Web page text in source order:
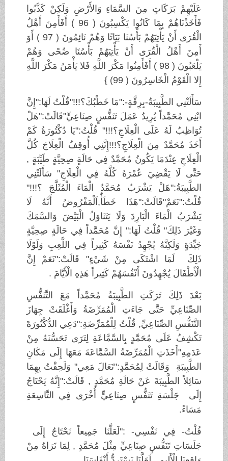
عَلَيْهِمْ بَرَكَاتٍ مِنَ السَّمَاءِ وَالأَرْضِ وَلَكِنْ كَذَّبُوا
فَأَخَذْنَاهُمْ بِمَا كَانُوا يَكْسِبُونَ( 96 ) أَفَأَمِنَ أَهْلُ
الْقُرَى أَنْ يَأْتِيَهُمْ بَأْسُنَا بَيَاتًا وَهُمْ نَائِمُونَ( 97 )أَوَ
أَمِنَ أَهْلُ الْقُرَى أَنْ يَأْتِيَهُمْ بَأْسُنَا ضُحًى وَهُمْ
يَلْعَبُونَ( 98 )أَفَأَمِنُوا مَكْرَ اللَّهِ فَلا يَأْمَنُ مَكْرَ اللَّهِ
إِلا الْقَوْمُ الْخَاسِرُونَ (99 )
}
سَأَلَتْنِي الطَّبِيبَةُ-بِرِقَّةٍ-:"مَا خَطْبُكَ؟!!!"قُلْتُ لَهَا:"إِنَّ
ابْنِي مُحَمَّداً يُرِيدُ عَمَلَ تَنَفُّسٍ صِنَاعِيٍّ"قَالَتْ:"هَلْ
تُوَاظِبُ لَهُ عَلَى الْعِلَاجِ؟!!!" قُلْتُ:"يَا دُكْتُورَةُ كَمْ
أَخَذَ مُحَمَّدٌ مِنَ الْعِلَاجِ؟!!!إِنَّنِي أُوقِفُ الْعِلَاجَ كُلَّ
الْعِلَاجِ عِنْدَمَا يَكُونُ مُحَمَّدٌ فِي حَالَةٍ صِحِيَّةٍ طَيِّبَةٍ ,
حَتَّى لَا يَقْضِيَ عُمْرَهُ كُلَّهُ فِي الْعِلَاجِ" سَأَلَتْنِي
الطَّبِيبَةُ:"هَلْ يَشْرَبُ مُحَمَّدٌ الْمَاءَ الْمُثَلَّجَ ؟!!!"
قُلْتُ:"نَعَمْ"قَالَتْ:"هَذَا خَطَأٌ,اَلْمَفْرُوضُ أَنَّهُ لَا
يَشْرَبُ الْمَاءَ الْبَارِدَ وَلَا يَتَنَاوَلُ الْبَيْضَ وَالسَّمَكَ
وَغَيْرَ ذَلِكَ" قُلْتُ لَهَا:" إِنَّ مُحَمَّداً فِي حَالَةٍ صِحِيَّةٍ
جَيِّدَةٍ وَلَكِنَّهُ يُجْهِدُ نَفْسَهُ كَثِيراً فِي اللَّعِبِ وَلَوْلَا
ذَلِكَ لَمَا اشْتَكَى مِنْ شَيْءٍ" قَالَتْ:"نَعَمْ إِنَّ
الْأَطْفَالَ يُجْهِدُونَ أَنْفُسَهُمْ كَثِيراً هَذِهِ الْأَيَّامَ .
بَعْدَ ذَلِكَ تَرَكَتِ الطَّبِيبَةُ مُحَمَّداً مَعَ التَّنَفُّسِ
الصِّنَاعِيِّ حَتَّى جَاءَتِ الْمُمَرِّضَةُ وَأَغْلَقَتْ جِهَازَ
التَّنَفُّسِ الصِّنَاعِيِّ, قُلْتُ لِلْمُمَرِّضَةِ:"دَعِي الدُّكْتُورَةَ
تَكْشِفُ عَلَى مُحَمَّدٍ بِالسَّمَّاعَةِ لِتَرَى تَحَسُّنَهُ مِنْ
عَدَمِهِ"أَخَذَتِ الْمُمَرِّضَةُ السَّمَّاعَةَ مَعَهَا إِلَى مَكَانِ
الطَّبِيبَةِ وَقَالَتْ لِمُحَمَّدٍ:"تَعَالَ مَعِي" وَلَحِقْتُ بِهِمَا
سَائِلاً الطَّبِيبَةَ عَنْ حَالَةِ مُحَمَّدٍ , قَالَتْ:"إِنَّهُ يَحْتَاجُ
إِلَى جَلْسَةِ تَنَفُّسٍ صِنَاعِيٍّ أُخْرَى فِي التَّاسِعَةِ
مَسَاءً.
قُلْتُ- فِي نَفْسِي- :"لَعَلَّنَا جَمِيعاً نَحْتَاجُ إِلَى
جَلَسَاتِ تَنَفُّسٍ صِنَاعِيٍّ مِثْلَ مُحَمَّدٍ , لِمَا نَرَاهُ مِنْ